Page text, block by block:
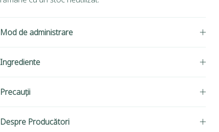
Mod de administrare
Ingrediente
Precauții
Despre Producători